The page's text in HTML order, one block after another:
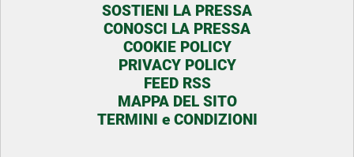
SOSTIENI LA PRESSA
CONOSCI LA PRESSA
COOKIE POLICY
PRIVACY POLICY
FEED RSS
MAPPA DEL SITO
TERMINI e CONDIZIONI